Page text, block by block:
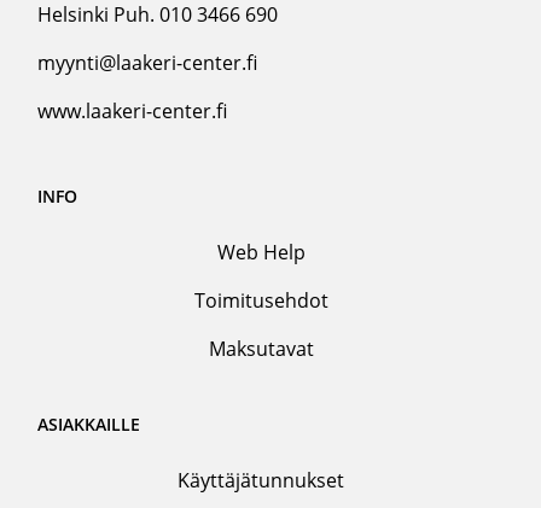
Helsinki Puh. 010 3466 690
myynti@laakeri-center.fi
www.laakeri-center.fi
INFO
Web Help
Toimitusehdot
Maksutavat
ASIAKKAILLE
Käyttäjätunnukset